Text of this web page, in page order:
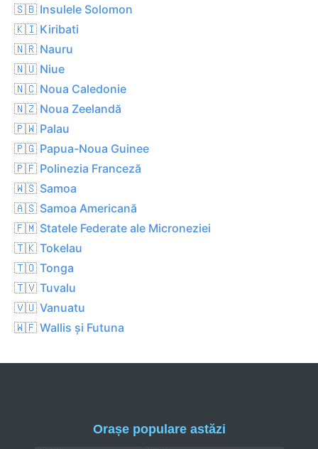
🇸🇧 Insulele Solomon
🇰🇮 Kiribati
🇳🇷 Nauru
🇳🇺 Niue
🇳🇨 Noua Caledonie
🇳🇿 Noua Zeelandă
🇵🇼 Palau
🇵🇬 Papua-Noua Guinee
🇵🇫 Polinezia Franceză
🇼🇸 Samoa
🇦🇸 Samoa Americană
🇫🇲 Statele Federate ale Microneziei
🇹🇰 Tokelau
🇹🇴 Tonga
🇹🇻 Tuvalu
🇻🇺 Vanuatu
🇼🇫 Wallis și Futuna
Orașe populare astăzi